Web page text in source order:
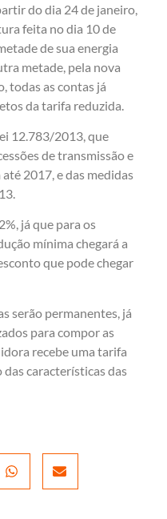
do dia 24 de janeiro,
feita no dia 10 de
de sua energia
metade, pela nova
todas as contas já
da tarifa reduzida.
12.783/2013, que
de transmissão e
2017, e das medidas
já que para os
mínima chegará a
que pode chegar
serão permanentes, já
para compor as
recebe uma tarifa
características das